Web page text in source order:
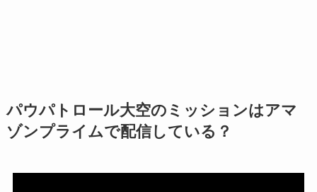
パウパトロール大空のミッションはアマ
ゾンプライムで配信している？